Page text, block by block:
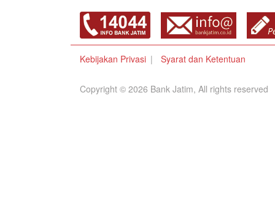
Kebijakan Privasi Syarat dan Ketentuan
Copyright © 2026 Bank Jatim, All rights reserved